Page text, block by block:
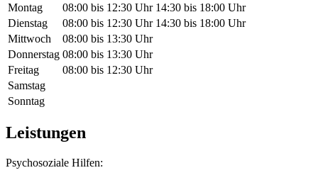
Montag
08:00 bis 12:30 Uhr 14:30 bis 18:00 Uhr
Dienstag
08:00 bis 12:30 Uhr 14:30 bis 18:00 Uhr
Mittwoch
08:00 bis 13:30 Uhr
Donnerstag 08:00 bis 13:30 Uhr
Freitag
08:00 bis 12:30 Uhr
Samstag
Sonntag
Leistungen
Psychosoziale Hilfen: